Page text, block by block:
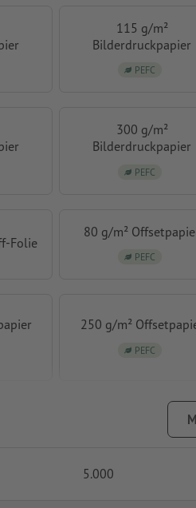
115 g/m²
Bilderdruckpapier
PEFC
300 g/m²
Bilderdruckpapier
PEFC
Folie
80 g/m²
PEFC
250 g/m²
PEFC
5.000